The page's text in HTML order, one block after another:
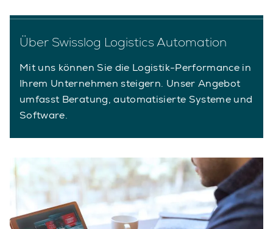
Über Swisslog Logistics Automation
Mit uns können Sie die Logistik-Performance in
Ihrem Unternehmen steigern. Unser Angebot
umfasst Beratung, automatisierte Systeme und
Software.